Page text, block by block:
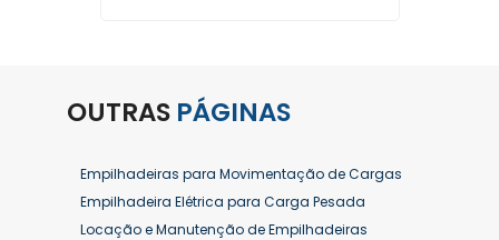
OUTRAS PÁGINAS
Empilhadeiras para Movimentação de Cargas
Empilhadeira Elétrica para Carga Pesada
Locação e Manutenção de Empilhadeiras